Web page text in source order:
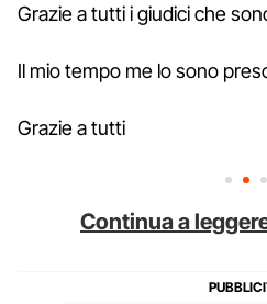
Grazie a tutti i giudici che
Il mio tempo me lo sono
Grazie a tutti
Continua a